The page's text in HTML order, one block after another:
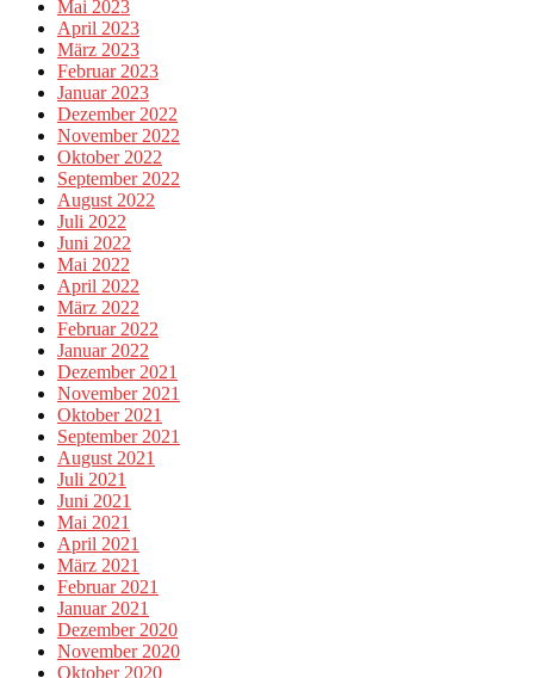
Mai 2023
April 2023
März 2023
Februar 2023
Januar 2023
Dezember 2022
November 2022
Oktober 2022
September 2022
August 2022
Juli 2022
Juni 2022
Mai 2022
April 2022
März 2022
Februar 2022
Januar 2022
Dezember 2021
November 2021
Oktober 2021
September 2021
August 2021
Juli 2021
Juni 2021
Mai 2021
April 2021
März 2021
Februar 2021
Januar 2021
Dezember 2020
November 2020
Oktober 2020